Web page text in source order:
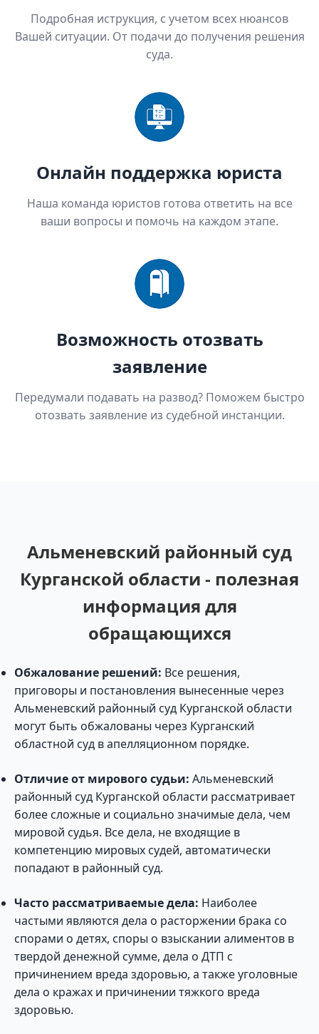
Подробная иструкция, с учетом всех нюансов
Вашей ситуации. От подачи до получения решения
суда.
Онлайн поддержка юриста
Наша команда юристов готова ответить на все
ваши вопросы и помочь на каждом этапе.
Возможность отозвать
заявление
Передумали подавать на развод? Поможем быстро
отозвать заявление из судебной инстанции.
Альменевский районный суд
Курганской области - полезная
информация для
обращающихся
Обжалование решений: Все решения,
приговоры и постановления вынесенные через
Альменевский районный суд Курганской области
могут быть обжалованы через Курганский
областной суд в апелляционном порядке.
Отличие от мирового судьи: Альменевский
районный суд Курганской области рассматривает
более сложные и социально значимые дела, чем
мировой судья. Все дела, не входящие в
компетенцию мировых судей, автоматически
попадают в районный суд.
Часто рассматриваемые дела: Наиболее
частыми являются дела о расторжении брака со
спорами о детях, споры о взыскании алиментов в
твердой денежной сумме, дела о ДТП с
причинением вреда здоровью, а также уголовные
дела о кражах и причинении тяжкого вреда
здоровью.